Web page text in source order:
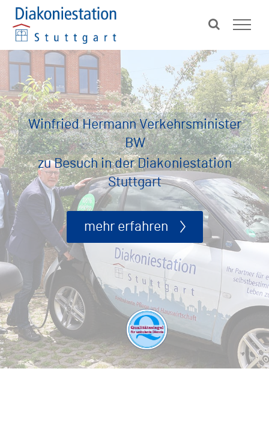
Zum
Inhalt
springen
Winfried Hermann Verkehrsminister
BW
zu Besuch in der Diakoniestation
Stuttgart
mehr erfahren